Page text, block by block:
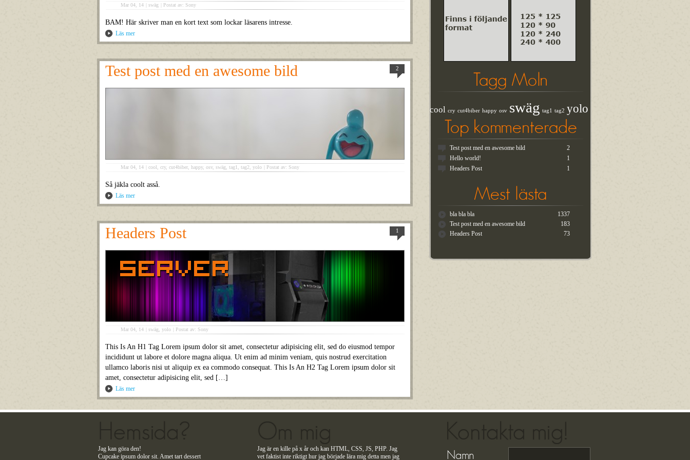
Tagg Moln
cool cry cut4biber happy osv swäg tag1 tag2 yolo
Top kommenterade
Test post med en awesome bild
2
Hello world!
1
Headers Post
1
Mest lästa
bla bla bla
1337
Test post med en awesome bild
183
Headers Post
73
Mar 04, 14 swäg Postat av: Sony
BAM! Här skriver man en kort text som lockar läsarens intresse.
Läs mer
2
Test post med en awesome bild
Mar 04, 14 cool cry, cut4biber happy, osv, swäg tag1 tag2 yolo Postat av: Sony
Så jäkla coolt asså.
Läs mer
1
Headers Post
Mar 04, 14 swäg yolo Postat av: Sony
This Is An H1 Tag Lorem ipsum dolor sit amet, consectetur adipisicing elit, sed do eiusmod tempor
incididunt ut labore et dolore magna aliqua. Ut enim ad minim veniam, quis nostrud exercitation
ullamco laboris nisi ut aliquip ex ea commodo consequat. This Is An H2 Tag Lorem ipsum dolor sit
amet, consectetur adipisicing elit, sed […]
Läs mer
Jag kan göra den!
Cupcake ipsum dolor sit. Amet tart dessert
Jag är en kille på x år och kan HTML, CSS, JS, PHP. Jag
vet faktist inte riktigt hur jag började lära mig detta men jag
Namn